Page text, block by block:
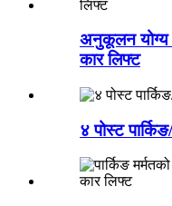
अनुकूलन योग्य
कार लिफ्ट
४ पोस्ट